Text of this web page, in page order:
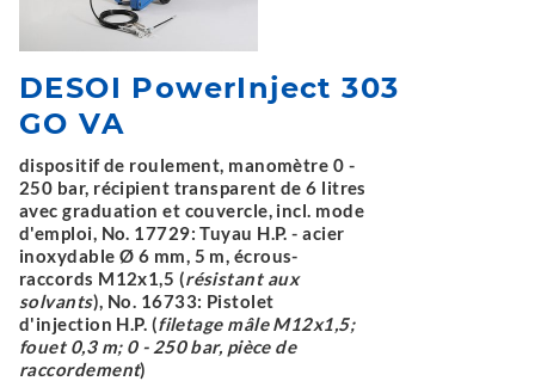
DESOI PowerInject 303
GO VA
dispositif de roulement, manomètre 0 -
250 bar, récipient transparent de 6 litres
avec graduation et couvercle, incl. mode
d'emploi, No. 17729: Tuyau H.P. - acier
inoxydable Ø 6 mm, 5 m, écrous-
raccords M12x1,5 (résistant aux
solvants), No. 16733: Pistolet
d'injection H.P. (filetage mâle M12x1,5;
fouet 0,3 m; 0 - 250 bar, pièce de
raccordement)